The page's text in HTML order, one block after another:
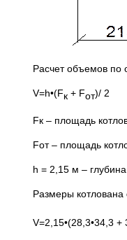
Расчет объемов по
V=h•(Fк + Fот
Fк – площадь
Fот – площадь
h = 2,15 м –
Размеры котлована
V=2,15•(28,3•34,3